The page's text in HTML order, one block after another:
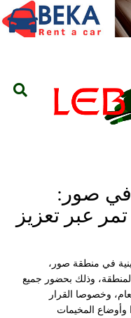
في صور:
عبر تعزيز
في منطقة صور،
وذلك بحضور جميع
وخصوصا القرار
وأوضاع المخيمات